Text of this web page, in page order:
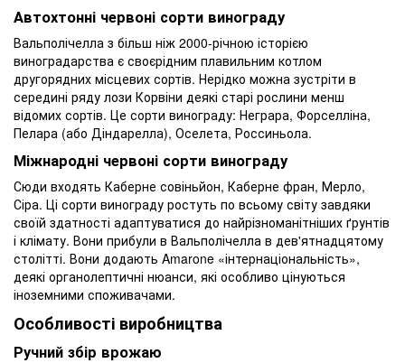
Автохтонні червоні сорти винограду
Вальполічелла з більш ніж 2000-річною історією
виноградарства є своєрідним плавильним котлом
другорядних місцевих сортів. Нерідко можна зустріти в
середині ряду лози Корвіни деякі старі рослини менш
відомих сортів. Це сорти винограду: Неграра, Форселліна,
Пелара (або Діндарелла), Оселета, Россиньола.
Міжнародні червоні сорти винограду
Сюди входять Каберне совіньйон, Каберне фран, Мерло,
Сіра. Ці сорти винограду ростуть по всьому світу завдяки
своїй здатності адаптуватися до найрізноманітніших ґрунтів
і клімату. Вони прибули в Вальполічелла в дев'ятнадцятому
столітті. Вони додають Amarone «інтернаціональність»,
деякі органолептичні нюанси, які особливо цінуються
іноземними споживачами.
Особливості виробництва
Ручний збір врожаю